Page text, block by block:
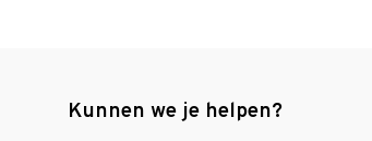
Kunnen we je helpen?